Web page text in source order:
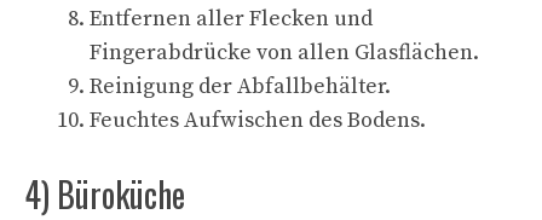
Entfernen aller Flecken und
Fingerabdrücke von allen Glasflächen.
Reinigung der Abfallbehälter.
Feuchtes Aufwischen des Bodens.
4) Büroküche